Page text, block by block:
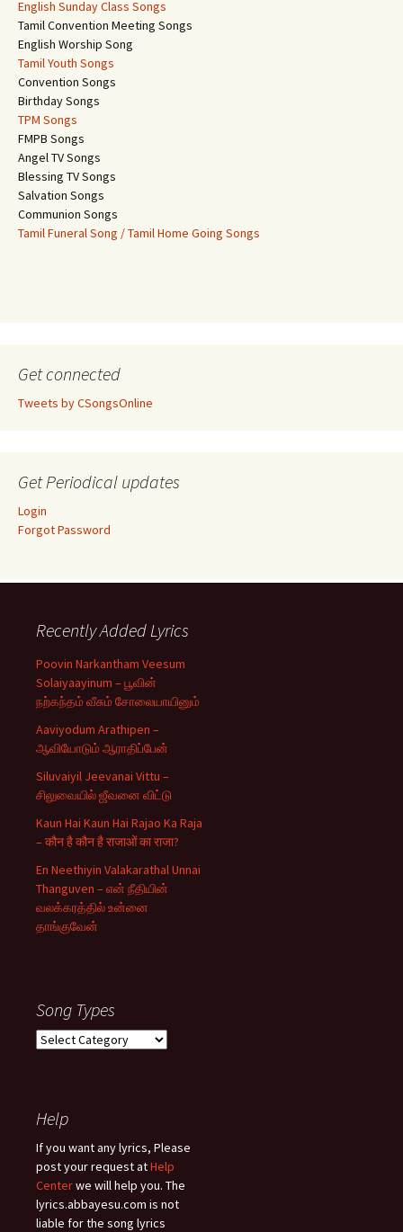
English Sunday Class Songs
Tamil Convention Meeting Songs
English Worship Song
Tamil Youth Songs
Convention Songs
Birthday Songs
TPM Songs
FMPB Songs
Angel TV Songs
Blessing TV Songs
Salvation Songs
Communion Songs
Tamil Funeral Song / Tamil Home Going Songs
Get connected
Tweets by CSongsOnline
Get Periodical updates
Login
Forgot Password
Recently Added Lyrics
Poovin Narkantham Veesum
Solaiyaayinum – பூவின்
நற்கந்தம் வீசும் சோலையாயினும்
Aaviyodum Arathipen –
ஆவியோடும் ஆராதிப்பேன்
Siluvaiyil Jeevanai Vittu –
சிலுவையில் ஜீவனை விட்டு
Kaun Hai Kaun Hai Rajao Ka Raja
– कौन है कौन है राजाओं का राजा?
En Neethiyin Valakarathal Unnai
Thanguven – என் நீதியின்
வலக்கரத்தில் உன்னை
தாங்குவேன்
Song Types
Song
Help
If you want any lyrics, Please
post your request atHelp
Centerwe will help you. The
lyrics.abbayesu.com is not
liable for the song lyrics